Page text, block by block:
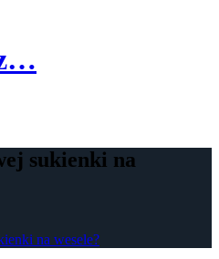
sukienki na
na wesele?